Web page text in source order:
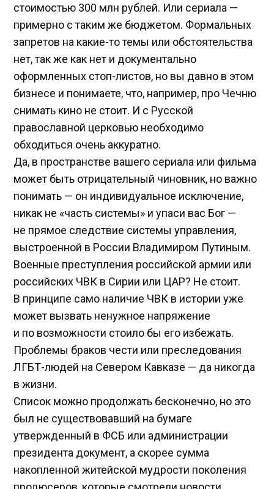
стоимостью 300 млн рублей. Или сериала —
примерно с таким же бюджетом. Формальных
запретов на какие-то темы или обстоятельства
нет, так же как нет и документально
оформленных стоп-листов, но вы давно в этом
бизнесе и понимаете, что, например, про Чечню
снимать кино не стоит. И с Русской
православной церковью необходимо
обходиться очень аккуратно.
Да, в пространстве вашего сериала или фильма
может быть отрицательный чиновник, но важно
понимать — он индивидуальное исключение,
никак не «часть системы» и упаси вас Бог —
не прямое следствие системы управления,
выстроенной в России Владимиром Путиным.
Военные преступления российской армии или
российских ЧВК в Сирии или ЦАР? Не стоит.
В принципе само наличие ЧВК в истории уже
может вызвать ненужное напряжение
и по возможности стоило бы его избежать.
Проблемы браков чести или преследования
ЛГБТ-людей на Севером Кавказе — да никогда
в жизни.
Список можно продолжать бесконечно, но это
был не существовавший на бумаге
утвержденный в ФСБ или администрации
президента документ, а скорее сумма
накопленной житейской мудрости поколения